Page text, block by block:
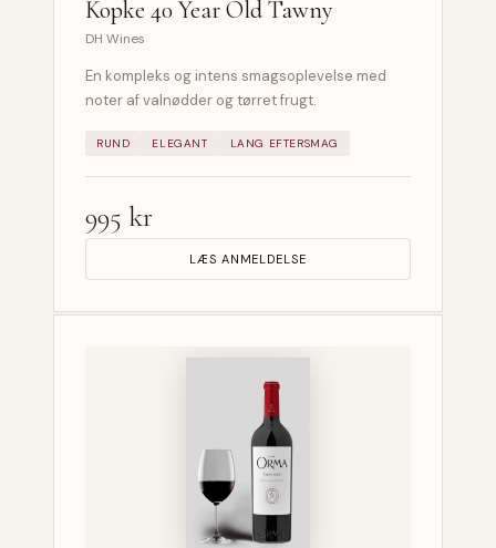
Kopke 40 Year Old Tawny
DH Wines
En kompleks og intens smagsoplevelse med
noter af valnødder og tørret frugt.
RUND ELEGANT LANG EFTERSMAG
995 kr
LÆS ANMELDELSE